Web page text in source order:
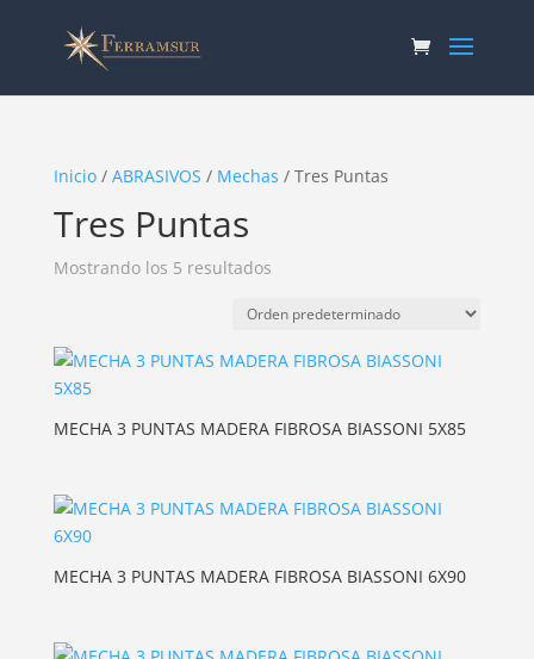
Inicio/ ABRASIVOS / Mechas / Tres Puntas
Tres Puntas
Mostrando los 5 resultados
MECHA 3 PUNTAS MADERA FIBROSA BIASSONI 5X85
MECHA 3 PUNTAS MADERA FIBROSA BIASSONI 6X90